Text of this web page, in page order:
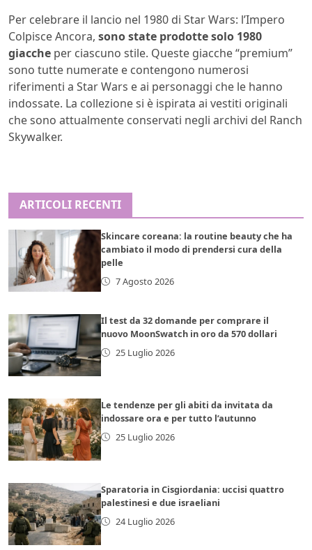
Per celebrare il lancio nel 1980 di Star Wars: l’Impero
Colpisce Ancora, sono state prodotte solo 1980
giacche per ciascuno stile. Queste giacche “premium”
sono tutte numerate e contengono numerosi
riferimenti a Star Wars e ai personaggi che le hanno
indossate. La collezione si è ispirata ai vestiti originali
che sono attualmente conservati negli archivi del Ranch
Skywalker.
ARTICOLI RECENTI
Skincare coreana: la routine beauty che ha
cambiato il modo di prendersi cura della
pelle
7 Agosto 2026
Il test da 32 domande per comprare il
nuovo MoonSwatch in oro da 570 dollari
25 Luglio 2026
Le tendenze per gli abiti da invitata da
indossare ora e per tutto l’autunno
25 Luglio 2026
Sparatoria in Cisgiordania: uccisi quattro
palestinesi e due israeliani
24 Luglio 2026